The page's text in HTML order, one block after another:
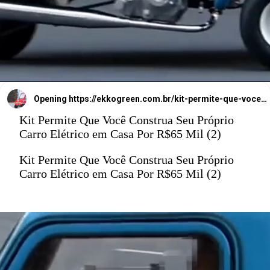
Opening https://ekkogreen.com.br/kit-permite-que-voce-construa-carro-eletrico-em-casa/?utm_source=google&utm_medium=web-stories&utm_campaign=carro-eletrico
Kit Permite Que Você Construa Seu Próprio
Carro Elétrico em Casa Por R$65 Mil (2)
Kit Permite Que Você Construa Seu Próprio
Carro Elétrico em Casa Por R$65 Mil (2)